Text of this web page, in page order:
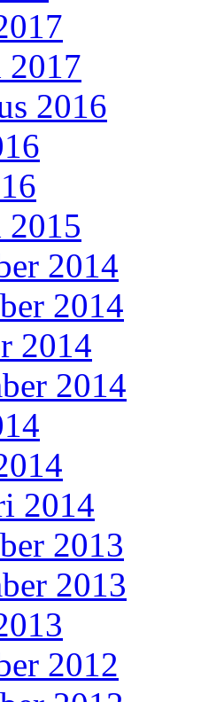
2017
2016
2015
2014
2014
2014
2014
2014
2013
2013
2012